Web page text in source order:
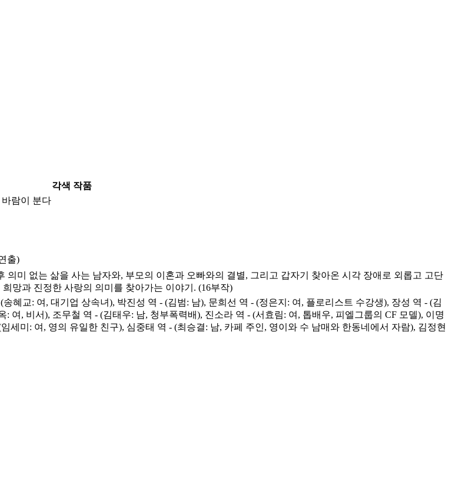
각색 작품
바람이 분다
출)
의미 없는 삶을 사는 남자와, 부모의 이혼과 오빠와의 결별, 그리고 갑자기 찾아온 시각 장애로 외롭고 고단
망과 진정한 사랑의 의미를 찾아가는 이야기. (16부작)
혜교: 여, 대기업 상속녀), 박진성 역 - (김범: 남), 문희선 역 - (정은지: 여, 플로리스트 수강생), 장성 역 - (김
여, 비서), 조무철 역 - (김태우: 남, 청부폭력배), 진소라 역 - (서효림: 여, 톱배우, 피엘그룹의 CF 모델), 이명
세미: 여, 영의 유일한 친구), 심중태 역 - (최승결: 남, 카페 주인, 영이와 수 남매와 한동네에서 자람), 김정현